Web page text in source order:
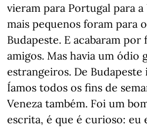
vieram para Portugal para
mais pequenos foram para
Budapeste. E acabaram
amigos. Mas havia um ódio
estrangeiros. De Budapeste
Íamos todos os fins de
Veneza também. Foi um
escrita, é que é curioso: eu